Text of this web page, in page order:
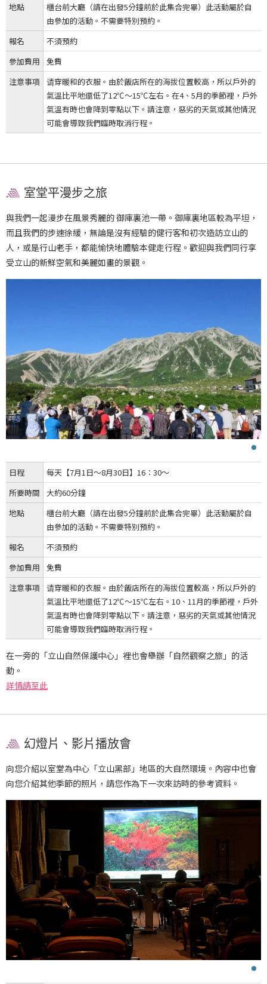
地點
櫃台前大廳（請在出發5分鐘前於此集合完畢）此活動屬於自
由參加的活動。不需要特別預約。
報名
不須預約
參加費用
免費
注意事項
请穿暖和的衣服。由於飯店所在的海拔位置較高，所以戶外的
氣溫比平地還低了12℃～15℃左右。在4、5月的季節裡，戶外
氣溫有時也會降到零點以下。請注意，惡劣的天氣或其他情況
可能會導致我們臨時取消行程。
室堂平漫步之旅
與我們一起漫步在風景秀麗的 御庫裏池一帶。御庫裏地區較為平坦，
而且我們的步速徐緩，無論是沒有經驗的健行客和初次造訪立山的
人，或是行山老手，都能愉快地體驗本健走行程。歡迎與我們同行享
受立山的新鮮空氣和美麗如畫的景觀。
日程
每天【7月1日～8月30日】16：30～
所要時間
大約60分鐘
地點
櫃台前大廳（請在出發5分鐘前於此集合完畢）此活動屬於自
由參加的活動。不需要特別預約。
報名
不須預約
參加費用
免費
注意事項
请穿暖和的衣服。由於飯店所在的海拔位置較高，所以戶外的
氣溫比平地還低了12℃～15℃左右。10、11月的季節裡，戶外
氣溫有時也會降到零點以下。請注意，惡劣的天氣或其他情況
可能會導致我們臨時取消行程。
在一旁的「立山自然保護中心」裡也會舉辦「自然觀察之旅」的活
動。
詳情請至此
幻燈片、影片播放會
向您介紹以室堂為中心「立山黑部」地區的大自然環境。內容中也會
向您介紹其他季節的照片，請您作為下一次來訪時的參考資料。